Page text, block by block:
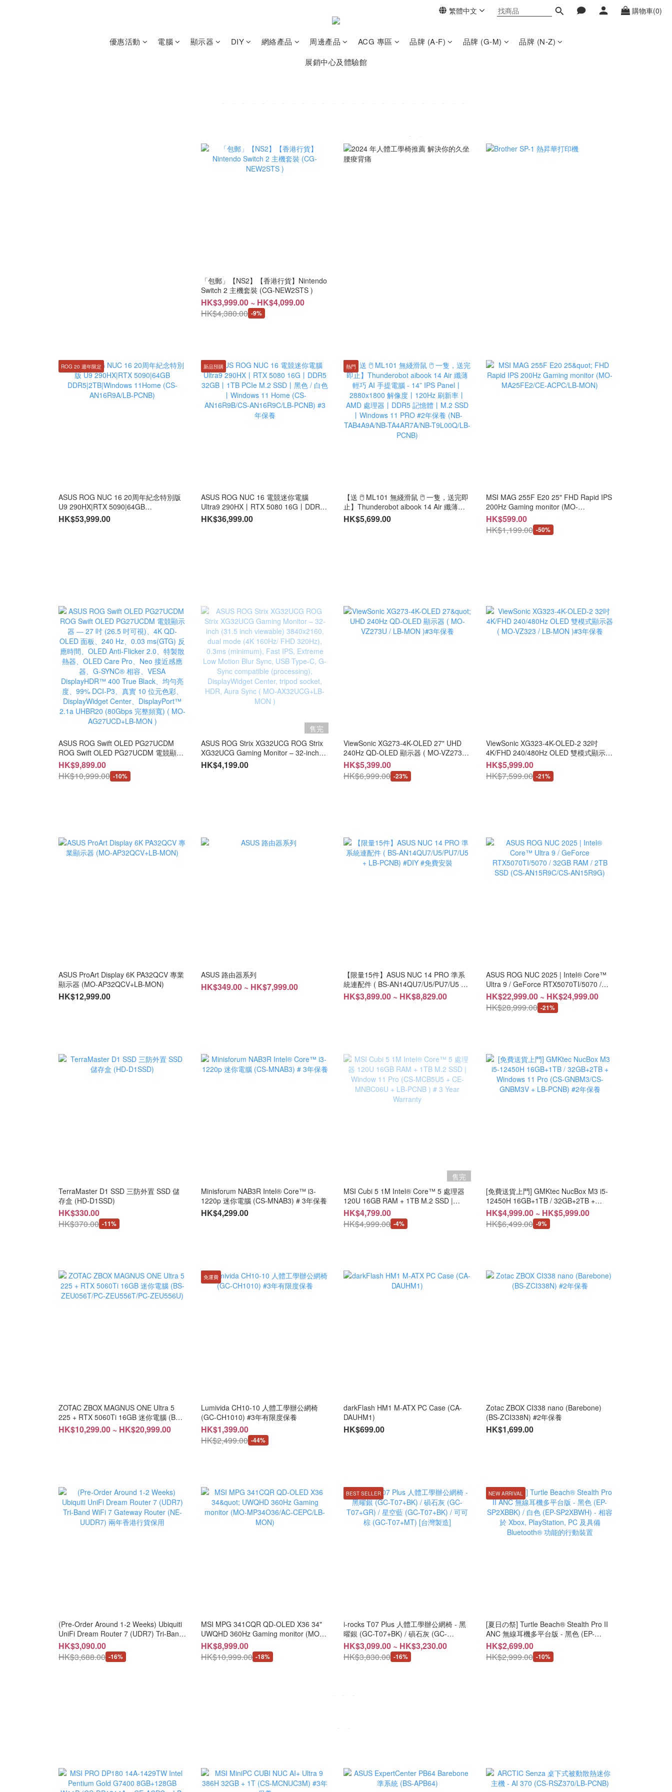
繁體中文 購物車(0)
優惠活動 電腦 顯示器 DIY 網絡產品 周邊產品 ACG 專區 品牌 (A-F) 品牌 (G-M)
品牌 (N-Z)
展銷中心及體驗館
「包郵」【NS2】【香港行貨】Nintendo
Switch 2 主機套裝 (CG-NEW2STS )
HK$3,999.00 ~ HK$4,099.00
HK$4,380.00 -9%
ROG 20 週年限定
ASUS ROG NUC 16 20周年紀念特別版
U9 290HX|RTX 5090|64GB
DDR5|2TB|Windows 11Home (CS-
AN16R9A/LB-PCNB)
HK$53,999.00
新品預購
ASUS ROG NUC 16 電競迷你電腦
Ultra9 290HX丨RTX 5080 16G丨DDR5
32GB丨1TB PCIe M.2 SSD丨黑色 / 白色
丨Windows 11 Home (CS-
HK$36,999.00
熱門
【送 🖱️ ML101 無綫滑鼠 🖱️ 一隻，送完即
止】Thunderobot aibook 14 Air 纖薄輕
巧 AI 手提電腦 - 14” IPS Panel丨
2880x1800 解像度丨120Hz 刷新率丨
HK$5,699.00
MSI MAG 255F E20 25" FHD Rapid IPS
200Hz Gaming monitor (MO-
MA25FE2/CE-ACPC/LB-MON)
HK$599.00
HK$1,199.00 -50%
ASUS ROG Swift OLED PG27UCDM
ROG Swift OLED PG27UCDM 電競顯示
器 ― 27 吋 (26.5 吋可視)、4K QD-
OLED 面板、240 Hz、0.03 ms(GTG) 反
應時間、OLED Anti-Flicker 2.0、特製散
2.1a UHBR20 (80Gbps 完整頻寬) ( MO-
AG27UCD+LB-MON )
HK$9,899.00
HK$10,999.00 -10%
售完
ASUS ROG Strix XG32UCG ROG Strix
XG32UCG Gaming Monitor – 32-inch
(31.5 inch viewable) 3840x2160, dual
mode (4K 160Hz/ FHD 320Hz), 0.3ms
HK$4,199.00
ViewSonic XG273-4K-OLED 27" UHD
240Hz QD-OLED 顯示器 ( MO-VZ273U
/ LB-MON )#3年保養
HK$5,399.00
HK$6,999.00 -23%
ViewSonic XG323-4K-OLED-2 32吋
4K/FHD 240/480Hz OLED 雙模式顯示器
( MO-VZ323 / LB-MON )#3年保養
HK$5,999.00
HK$7,599.00 -21%
ASUS ProArt Display 6K PA32QCV 專業
顯示器 (MO-AP32QCV+LB-MON)
HK$12,999.00
ASUS 路由器系列
HK$349.00 ~ HK$7,999.00
【限量15件】ASUS NUC 14 PRO 準系
統連配件 ( BS-AN14QU7/U5/PU7/U5 +
LB-PCNB) #DIY #免費安裝
HK$3,899.00 ~ HK$8,829.00
ASUS ROG NUC 2025 | Intel® Core™
Ultra 9 / GeForce RTX5070TI/5070 /
32GB RAM / 2TB SSD (CS-
AN15R9C/CS-AN15R9G)
HK$22,999.00 ~ HK$24,999.00
HK$28,999.00 -21%
TerraMaster D1 SSD 三防外置 SSD 儲
存盒 (HD-D1SSD)
HK$330.00
HK$370.00 -11%
Minisforum NAB3R Intel® Core™ i3-
1220p 迷你電腦 (CS-MNAB3) # 3年保養
HK$4,299.00
售完
MSI Cubi 5 1M Intel® Core™ 5 處理器
120U 16GB RAM + 1TB M.2 SSD |
Window 11 Pro (CS-MCB5U5 + CE-
MNBC06U + LB-PCNB ) # 3 Year
Warranty
HK$4,799.00
HK$4,999.00 -4%
[免費送貨上門] GMKtec NucBox M3 i5-
12450H 16GB+1TB / 32GB+2TB +
Windows 11 Pro (CS-GNBM3/CS-
GNBM3V + LB-PCNB) #2年保養
HK$4,999.00 ~ HK$5,999.00
HK$6,499.00 -9%
ZOTAC ZBOX MAGNUS ONE Ultra 5
225 + RTX 5060Ti 16GB 迷你電腦 (BS-
ZEU056T/PC-ZEU556T/PC-ZEU556U)
HK$10,299.00 ~ HK$20,999.00
免運費
Lumivida CH10-10 人體工學辦公網椅
(GC-CH1010) #3年有限度保養
HK$1,399.00
HK$2,499.00 -44%
darkFlash HM1 M-ATX PC Case (CA-
DAUHM1)
HK$699.00
Zotac ZBOX CI338 nano (Barebone)
(BS-ZCI338N) #2年保養
HK$1,699.00
(Pre-Order Around 1-2 Weeks) Ubiquiti
UniFi Dream Router 7 (UDR7) Tri-Band
WiFi 7 Gateway Router (NE-UUDR7) 兩
年香港行貨保用
HK$3,090.00
HK$3,688.00 -16%
MSI MPG 341CQR QD-OLED X36 34"
UWQHD 360Hz Gaming monitor (MO-
MP34O36/AC-CEPC/LB-MON)
HK$8,999.00
HK$10,999.00 -18%
BEST SELLER
i-rocks T07 Plus 人體工學辦公網椅 - 黑
曜銀 (GC-T07+BK) / 磒石灰 (GC-
T07+GR) / 星空藍 (GC-T07+BK) / 可可
棕 (GC-T07+MT) [台灣製造]
HK$3,099.00 ~ HK$3,230.00
HK$3,830.00 -16%
NEW ARRIVAL
[夏日の祭] Turtle Beach® Stealth Pro II
ANC 無線耳機多平台版 - 黑色 (EP-
SP2XBBK) / 白色 (EP-SP2XBWH) - 相容
於 Xbox, PlayStation, PC 及具備
Bluetooth® 功能的行動裝置
HK$2,699.00
HK$2,999.00 -10%